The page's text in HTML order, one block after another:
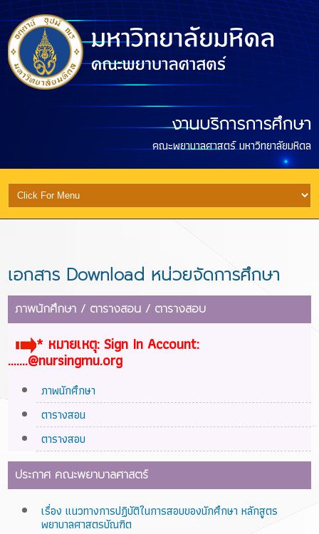
งานบริการการศึกษา
คณะพยาบาลศาสตร์ มหาวิทยาลัยมหิดล
เอกสาร Download หน่วยจัดการศึกษา
ภาพนักศึกษา / ตารางสอน / ตารางสอบ
* หมายเหตุ: Sign In Account:
.......@nursingmu.org
ภาพนักศึกษา
ตารางสอน
ตารางสอบ
ประกาศ คณะพยาบาลศาสตร์
เรื่อง แนวทางการปฏิบัติในการสอบของนักศึกษา หลักสูตร
พยาบาลศาสตรบัณฑิต